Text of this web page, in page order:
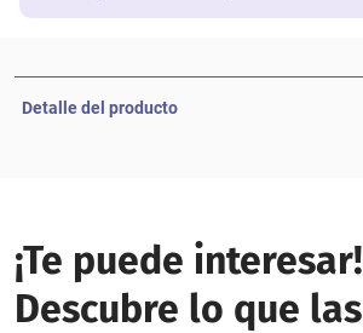
Detalle del producto
¡Te puede interesar!
Descubre lo que las